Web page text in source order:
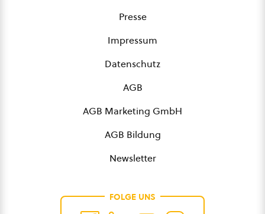
Presse
Impressum
Datenschutz
AGB
AGB Marketing GmbH
AGB Bildung
Newsletter
FOLGE UNS